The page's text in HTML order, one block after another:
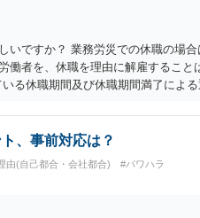
う定められているか、違約金の算定
ワーバランスの問題もありますが
資料等を持参の上弁護士に確認され
はタレント側に損害賠償が発生する
したのにタレントへ違約金を課す
ト側の重大な契約違反がある場合は
いですか？ 業務労災での休職の場
働者を、休職を理由に解雇すること
る休職期間及び休職期間満了によ
の保険金とは別に、受け取れる金
反が認められると解されますので
傷害（同僚の不注意等による事故）
分は、損害額から控除（損益相殺）
てもらうことになります。 会社等と
、事前対応は？
由(自己都合・会社都合) #パワハラ